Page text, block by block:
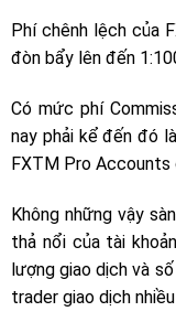
Phí chênh lệch của
đòn bẩy lên đến
Có mức phí
nay phải kể đến đó
FXTM Pro
Không những vậy
thả nổi của tài
lượng giao dịch và
trader giao dịch